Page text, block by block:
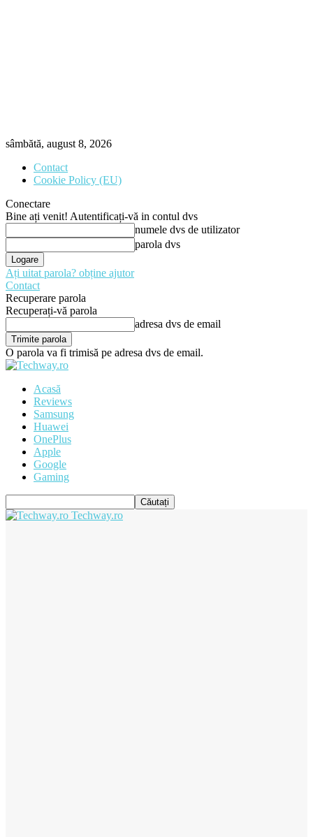
sâmbătă, august 8, 2026
Contact
Cookie Policy (EU)
Conectare
Bine ați venit! Autentificați-vă in contul dvs
numele dvs de utilizator
parola dvs
Ați uitat parola? obține ajutor
Contact
Recuperare parola
Recuperați-vă parola
adresa dvs de email
O parola va fi trimisă pe adresa dvs de email.
Acasă
Reviews
Samsung
Huawei
OnePlus
Apple
Google
Gaming
Techway.ro